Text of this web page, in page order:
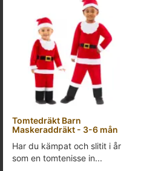
Tomtedräkt Barn
Maskeraddräkt - 3-6 mån
Har du kämpat och slitit i år
som en tomtenisse in...